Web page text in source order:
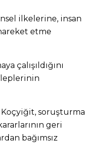
ilkelerine, insan
etme
çalışıldığını
Koçyiğit, soruşturma
geri
bağımsız